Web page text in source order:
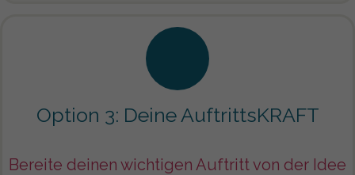
Option 3: Deine AuftrittsKRAFT
Bereite deinen wichtigen Auftritt von der Idee